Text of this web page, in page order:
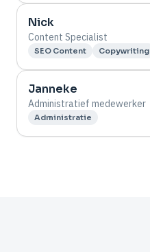
Nick
Content Specialist
SEO Content Copywriting
Janneke
Administratief medewerker
Administratie